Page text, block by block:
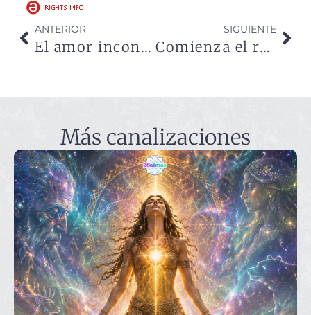
ANTERIOR
El amor incondicional lleva vidas esperándote
SIGUIENTE
Comienza el resurgir del día
Más canalizaciones